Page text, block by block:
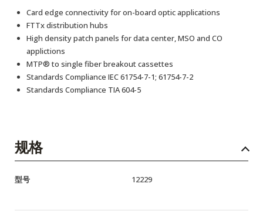
Card edge connectivity for on-board optic applications
FTTx distribution hubs
High density patch panels for data center, MSO and CO
applictions
MTP® to single fiber breakout cassettes
Standards Compliance IEC 61754-7-1; 61754-7-2
Standards Compliance TIA 604-5
规格
型号 12229